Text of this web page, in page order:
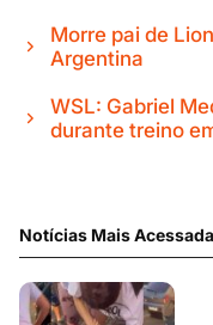
Morre pai de
Argentina
WSL: Gabriel
durante treino
Notícias Mais